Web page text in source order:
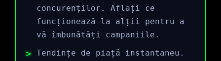
concurenților. Aflați ce
funcționează la alții pentru a
vă îmbunătăți campaniile.
Tendințe de piață instantaneu.